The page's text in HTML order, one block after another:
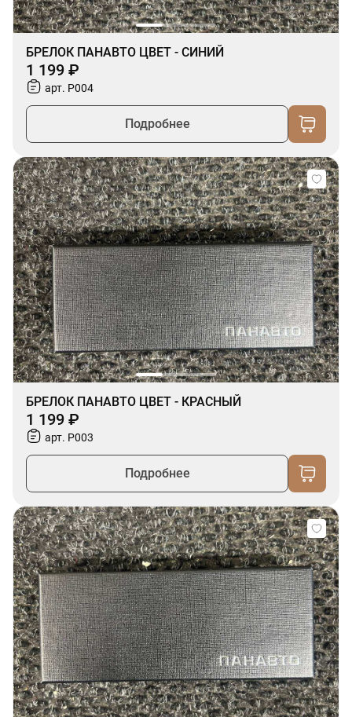
БРЕЛОК ПАНАВТО ЦВЕТ - СИНИЙ
1 199 ₽
арт. P004
Подробнее
БРЕЛОК ПАНАВТО ЦВЕТ - КРАСНЫЙ
1 199 ₽
арт. P003
Подробнее